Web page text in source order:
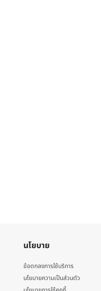
นโยบาย
ข้อตกลงการใช้บริการ
นโยบายความเป็นส่วนตัว